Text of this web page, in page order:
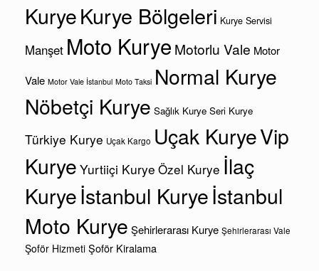
KuryeKurye Bölgeleri Kurye Servisi
Manşet Moto Kurye Motorlu Vale Motor
Vale Motor Vale İstanbul Moto Taksi Normal Kurye
Nöbetçi Kurye Sağlık Kurye Seri Kurye
Türkiye Kurye Uçak Kargo Uçak KuryeVip
Kurye Yurtiiçi Kurye Özel Kurye İlaç
Kuryeİstanbul Kuryeİstanbul
Moto Kurye Şehirlerarası Kurye Şehirlerarası Vale
Şoför Hizmeti Şoför Kiralama